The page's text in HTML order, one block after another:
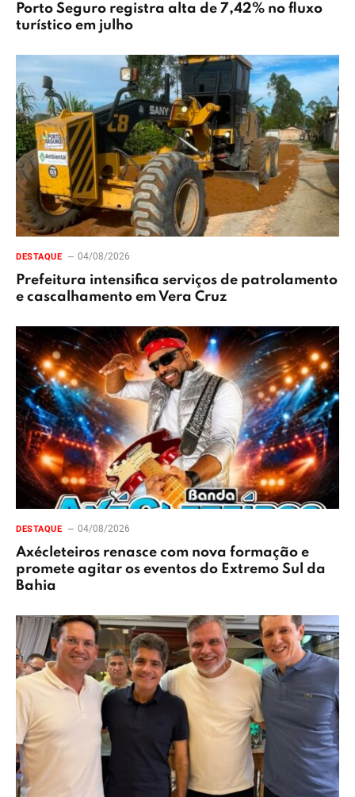
Porto Seguro registra alta de 7,42% no fluxo
turístico em julho
DESTAQUE 04/08/2026
Prefeitura intensifica serviços de patrolamento
e cascalhamento em Vera Cruz
DESTAQUE 04/08/2026
Axécleteiros renasce com nova formação e
promete agitar os eventos do Extremo Sul da
Bahia